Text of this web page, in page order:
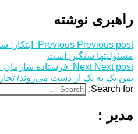
راهبری نوشته
Previous Previous post:
ابتکار:
مسئولیت‎ها سنگین است
Next Next post:
فرستاده
یمن یک به یک از دست می‌روند/
Search for:
مدیر :